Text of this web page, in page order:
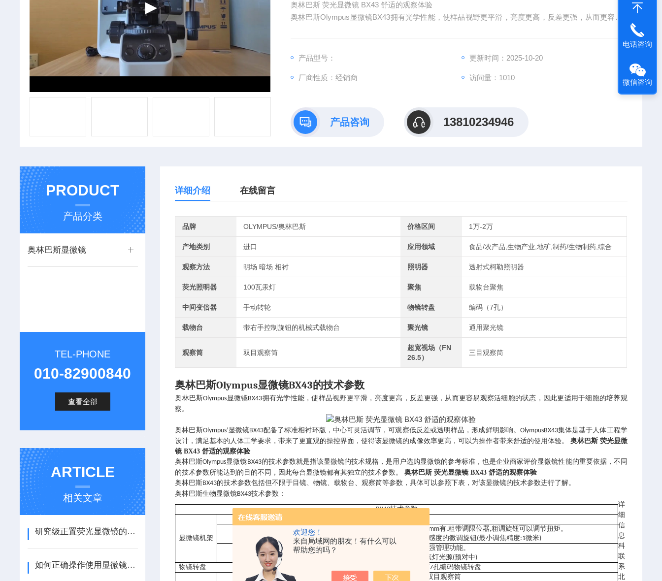
欢迎您！
来自局域网的朋友！有什么可以
帮助您的吗？
奥林巴斯 荧光显微镜 BX43 舒适的观察体验
奥林巴斯Olympus显微镜BX43拥有光学性能，使样品视野更平滑，亮度更高，反差更强，从而更容易
产品型号： 更新时间：2025-10-20
厂商性质：经销商 访问量：1010
产品咨询 13810234946
PRODUCT
产品分类
奥林巴斯显微镜
TEL-PHONE
010-82900840
查看全部
ARTICLE
相关文章
研究级正置荧光显微镜的整体成像流程分析
如何正确操作使用显微镜拉曼光谱仪？
详细介绍 在线留言
品牌 OLYMPUS/奥林巴斯 价格区间 1万-2万
产地类别 进口 应用领域 食品/农产品,生物产业,地矿,制药/生物制药,综合
观察方法 明场 暗场 相衬 照明器 透射式柯勒照明器
荧光照明器 100瓦汞灯 聚焦 载物台聚焦
中间变倍器 手动转轮 物镜转盘 编码（7孔）
载物台 带右手控制旋钮的机械式载物台 聚光镜 通用聚光镜
观察筒 双目观察筒
超宽视场（FN
26.5）
三目观察筒
奥林巴斯Olympus显微镜BX43的技术参数
奥林巴斯Olympus显微镜BX43拥有光学性能，使样品视野更平滑，亮度更高，反差更强，从而更容易观察活细胞的状态，因此更适用于细胞的培养观
察。
奥林巴斯Olympus’显微镜BX43配备了标准相衬环版，中心可灵活调节，可观察低反差或透明样品，形成鲜明影响。 OlympusBX43集体是基于人体工程学
设计，满足基本的人体工学要求，带来了更直观的操控界面，使得该显微镜的成像效率更高，可以为操作者带来舒适的使用体验。 奥林巴斯 荧光显微
镜 BX43 舒适的观察体验
奥林巴斯Olympus显微镜BX43的技术参数就是指该显微镜的技术规格，是用户选购显微镜的参考标准，也是企业商家评价显微镜性能的重要依据，不同
的技术参数所能达到的目的不同，因此每台显微镜都有其独立的技术参数。奥林巴斯 荧光显微镜 BX43 舒适的观察体验
奥林巴斯BX43的技术参数包括但不限于目镜、物镜、载物台、观察筒等参数，具体可以参照下表，对该显微镜的技术参数进行了解。
奥林巴斯生物显微镜BX43技术参数：
BX43技术参数
显微镜机架
光学系统
25mm有,粗带调限位器,粗调旋钮可以调节扭矩。
载物台安装位置可变
具有高敏感度的微调旋钮(最小调焦精度:1微米)
照明器
具有光强管理功能。
卤素灯光源(预对中)
物镜转盘
/7孔编码物镜转盘
宽视场可变倾角、拉伸、升降双目观察筒
详
细
信
息
科
联
系
北
电话咨询
微信咨询